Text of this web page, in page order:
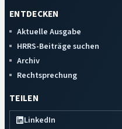
ENTDECKEN
Aktuelle Ausgabe
HRRS-Beiträge suchen
Archiv
Rechtsprechung
TEILEN
LinkedIn